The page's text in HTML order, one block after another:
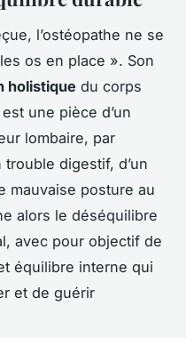
l’ostéopathe ne se
os en place ». Son
holistique du corps
une pièce d’un
lombaire, par
digestif, d’un
mauvaise posture au
alors le déséquilibre
avec pour objectif de
équilibre interne qui
et de guérir